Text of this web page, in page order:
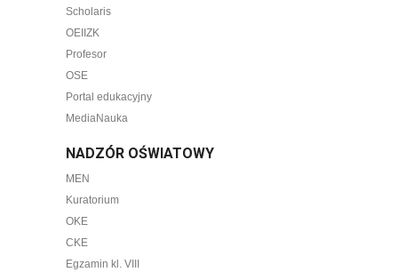
Scholaris
OEIIZK
Profesor
OSE
Portal edukacyjny
MediaNauka
NADZÓR OŚWIATOWY
MEN
Kuratorium
OKE
CKE
Egzamin kl. VIII